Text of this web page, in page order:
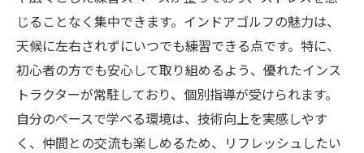
じることなく集中できます。インドアゴルフの魅力は、
天候に左右されずにいつでも練習できる点です。特に、
初心者の方でも安心して取り組めるよう、優れたインス
トラクターが常駐しており、個別指導が受けられます。
自分のペースで学べる環境は、技術向上を実感しやす
く、仲間との交流も楽しめるため、リフレッシュしたい